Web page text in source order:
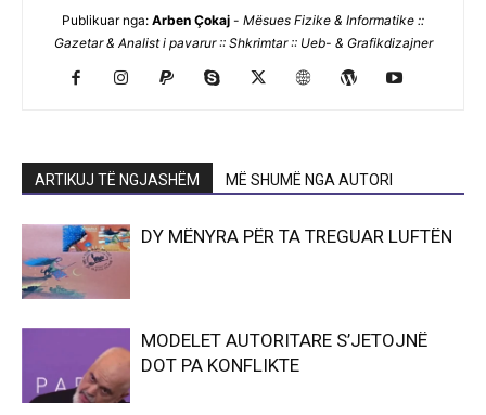
Publikuar nga: Arben Çokaj - Mësues Fizike & Informatike ::
Gazetar & Analist i pavarur :: Shkrimtar :: Ueb- & Grafikdizajner
ARTIKUJ TË NGJASHËM MË SHUMË NGA AUTORI
DY MËNYRA PËR TA TREGUAR LUFTËN
MODELET AUTORITARE S’JETOJNË
DOT PA KONFLIKTE